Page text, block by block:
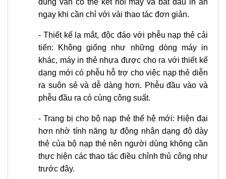
dùng vẫn có thể kết nối máy và bắt đầu in ấn
ngay khi cần chỉ với vài thao tác đơn giản.
- Thiết kế lạ mắt, độc đáo với phễu nạp thẻ cải
tiến: Không giống như những dòng máy in
khác, máy in thẻ nhựa được cho ra với thiết kế
dạng mới có phễu hỗ trợ cho việc nạp thẻ diễn
ra suôn sẻ và dễ dàng hơn. Phễu đầu vào và
phễu đầu ra có cùng công suất.
- Trang bị cho bộ nạp thẻ thế hệ mới: Hiện đại
hơn nhờ tính năng tự động nhận dạng độ dày
thẻ của bộ nạp thẻ nên người dùng không cần
thực hiện các thao tác điều chỉnh thủ công như
trước đây.